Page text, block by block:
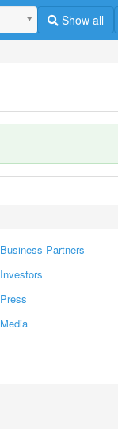
Show all
Business Partners
Investors
Press
Media